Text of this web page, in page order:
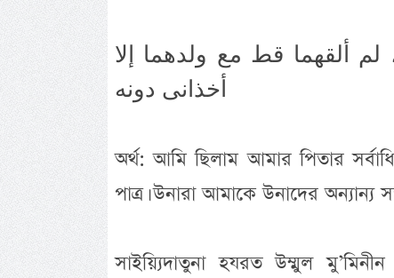
ألقهما قط مع ولدهما إلا
أخذانى دونه
অর্থ: আমি ছিলাম আমার পিতার
পাত্র। উনারা আমাকে উনাদের অন্যান্য
সাইয়্যিদাতুনা হযরত উম্মুল